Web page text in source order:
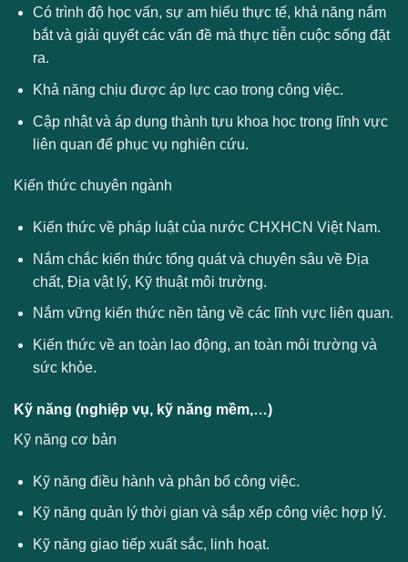
Có trình độ học vấn, sự am hiểu thực tế, khả năng nắm
bắt và giải quyết các vấn đề mà thực tiễn cuộc sống đặt
ra.
Khả năng chịu được áp lực cao trong công việc.
Cập nhật và áp dụng thành tựu khoa học trong lĩnh vực
liên quan để phục vụ nghiên cứu.
Kiến thức chuyên ngành
Kiến thức về pháp luật của nước CHXHCN Việt Nam.
Nắm chắc kiến thức tổng quát và chuyên sâu về Địa
chất, Địa vật lý, Kỹ thuật môi trường.
Nắm vững kiến thức nền tảng về các lĩnh vực liên quan.
Kiến thức về an toàn lao động, an toàn môi trường và
sức khỏe.
Kỹ năng (nghiệp vụ, kỹ năng mềm,…)
Kỹ năng cơ bản
Kỹ năng điều hành và phân bổ công việc.
Kỹ năng quản lý thời gian và sắp xếp công việc hợp lý.
Kỹ năng giao tiếp xuất sắc, linh hoạt.